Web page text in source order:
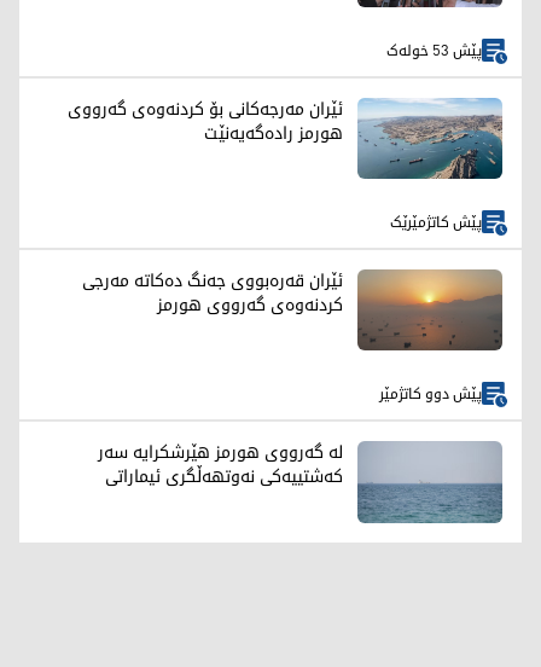
پێش 53 خولەک
ئێران مەرجەکانی بۆ کردنەوەی گەرووی
هورمز رادەگەیەنێت
پێش کاتژمێرێک
ئێران قەرەبووی جەنگ دەکاتە مەرجی
کردنەوەی گەرووی هورمز
پێش دوو کاتژمێر
لە گەرووی هورمز هێرشکرایە سەر
کەشتییەکی نەوتهەڵگری ئیماراتی